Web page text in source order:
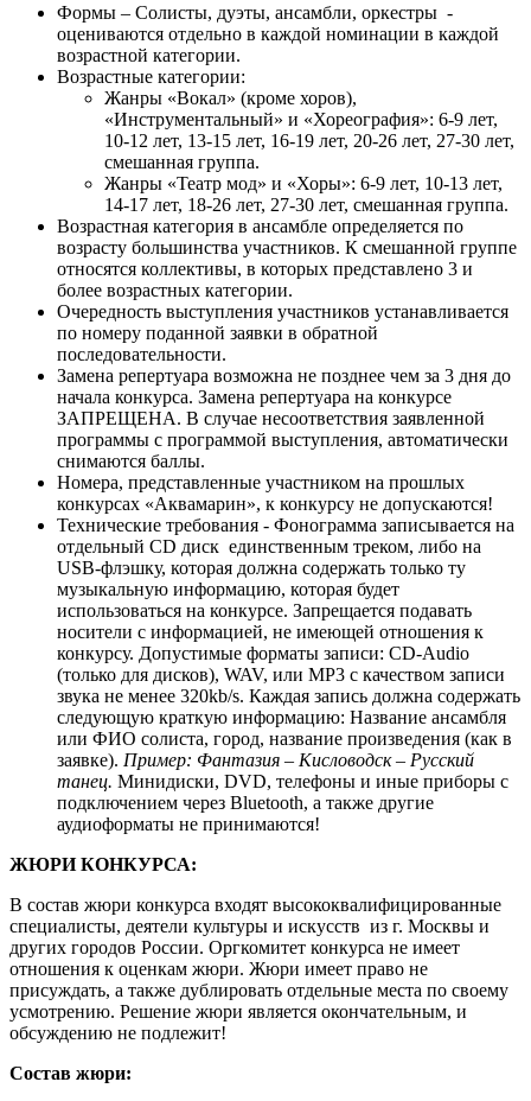
Формы – Солисты, дуэты, ансамбли, оркестры -
оцениваются отдельно в каждой номинации в каждой
возрастной категории.
Возрастные категории:
Жанры «Вокал» (кроме хоров),
«Инструментальный» и «Хореография»: 6-9 лет,
10-12 лет, 13-15 лет, 16-19 лет, 20-26 лет, 27-30 лет,
смешанная группа.
Жанры «Театр мод» и «Хоры»: 6-9 лет, 10-13 лет,
14-17 лет, 18-26 лет, 27-30 лет, смешанная группа.
Возрастная категория в ансамбле определяется по
возрасту большинства участников. К смешанной группе
относятся коллективы, в которых представлено 3 и
более возрастных категории.
Очередность выступления участников устанавливается
по номеру поданной заявки в обратной
последовательности.
Замена репертуара возможна не позднее чем за 3 дня до
начала конкурса. Замена репертуара на конкурсе
ЗАПРЕЩЕНА. В случае несоответствия заявленной
программы с программой выступления, автоматически
снимаются баллы.
Номера, представленные участником на прошлых
конкурсах «Аквамарин», к конкурсу не допускаются!
Технические требования - Фонограмма записывается на
отдельный CD диск единственным треком, либо на
USB-флэшку, которая должна содержать только ту
музыкальную информацию, которая будет
использоваться на конкурсе. Запрещается подавать
носители с информацией, не имеющей отношения к
конкурсу. Допустимые форматы записи: CD-Audio
(только для дисков), WAV, или MP3 с качеством записи
звука не менее 320kb/s. Каждая запись должна содержать
следующую краткую информацию: Название ансамбля
или ФИО солиста, город, название произведения (как в
заявке). Пример: Фантазия – Кисловодск – Русский
танец. Минидиски, DVD, телефоны и иные приборы с
подключением через Bluеtooth, а также другие
аудиоформаты не принимаются!
ЖЮРИ КОНКУРСА:
В состав жюри конкурса входят высококвалифицированные
специалисты, деятели культуры и искусств из г. Москвы и
других городов России. Оргкомитет конкурса не имеет
отношения к оценкам жюри. Жюри имеет право не
присуждать, а также дублировать отдельные места по своему
усмотрению. Решение жюри является окончательным, и
обсуждению не подлежит!
Состав жюри: